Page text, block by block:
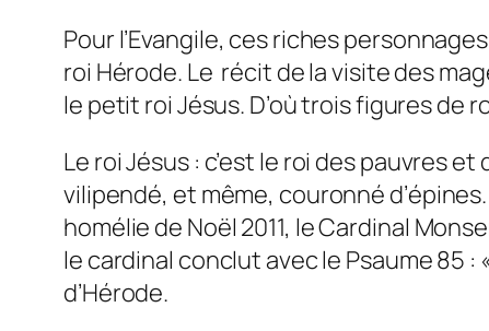
Pour l’Evangile, ces riches
roi Hérode. Le récit de la visite des
le petit roi Jésus. D’où trois figures de
Le roi Jésus: c’est le roi des pauvres
vilipendé, et même, couronné
homélie de Noël 2011, le Cardinal
le cardinal conclut avec le Psaume 85 :
d’Hérode.